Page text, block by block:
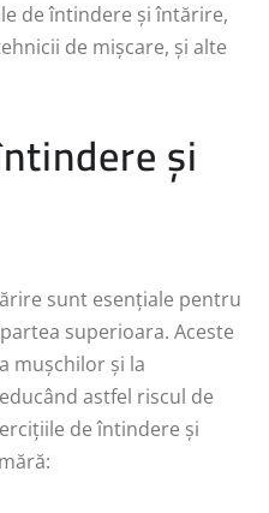
de întindere și întărire,
de mișcare, și alte
și
sunt esențiale pentru
superioara. Aceste
mușchilor și la
astfel riscul de
de întindere și